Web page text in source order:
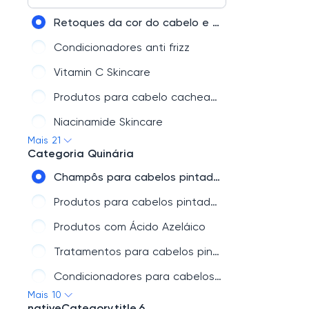
Champôs anti caspa
Retoques da cor do cabelo e das raízes
Condicionadores anti frizz
Vitamin C Skincare
Produtos para cabelo cacheado
Niacinamide Skincare
Produtos anti queda de cabelo
Produtos com Ácido Salicílico
Produtos com Niacinamida
Champô seco
Produtos para cabelos finos
Mais 21
Categoria Quinária
Champôs para cabelos pintados
Produtos para cabelos pintados
Produtos com Ácido Azeláico
Tratamentos para cabelos pintados
Condicionadores para cabelos pintados
Mais 10